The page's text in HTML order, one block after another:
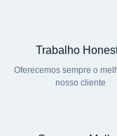
Trabalho
Oferecemos sempre o
nosso cliente